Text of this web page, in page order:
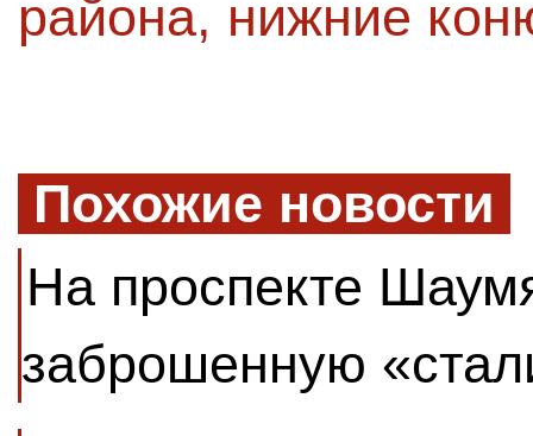
района, нижние
Похожие новости
На проспекте
заброшенную